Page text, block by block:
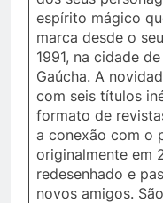
espírito mágico
marca desde o
1991, na cidade
Gaúcha. A
com seis títulos
formato de
a conexão com o
originalmente em
redesenhado e
novos amigos.